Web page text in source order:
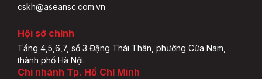
cskh@aseansc.com.vn
Hội sở chính
Tầng 4,5,6,7, số 3 Đặng Thái Thân, phường Cửa Nam,
thành phố Hà Nội.
Chi nhánh Tp. Hồ Chí Minh